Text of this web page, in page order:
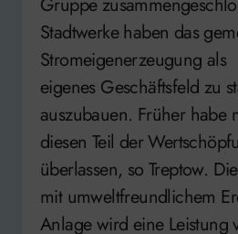
Stadtwerke haben das
Stromeigenerzeugung als
eigenes Geschäftsfeld zu
auszubauen. Früher habe
diesen Teil der
überlassen, so Treptow. Die
mit umweltfreundlichem
Anlage wird eine Leistung